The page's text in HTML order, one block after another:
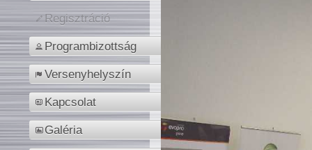
Regisztráció
Programbizottság
Versenyhelyszín
Kapcsolat
Galéria